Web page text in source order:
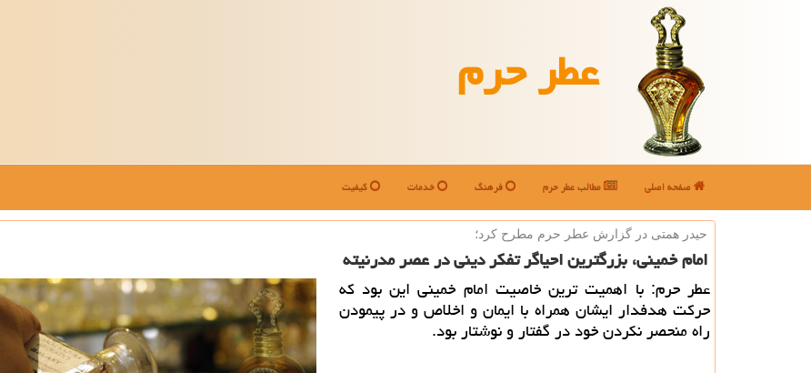
عطر حرم
صفحه اصلی مطالب عطر حرم فرهنگ خدمات کیفیت
حیدر همتی در گزارش عطر حرم مطرح كرد؛
امام خمینی، بزرگترین احیاگر تفكر دینی در عصر مدرنیته
عطر حرم: با اهمیت ترین خاصیت امام خمینی این بود که
حرکت هدفدار ایشان همراه با ایمان و اخلاص و در پیمودن
راه منحصر نکردن خود در گفتار و نوشتار بود.